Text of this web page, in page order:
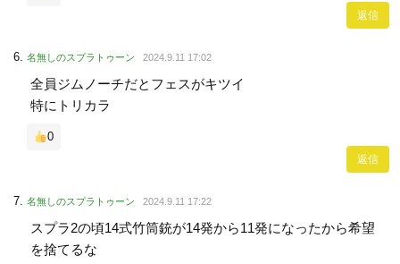
返信
名無しのスプラトゥーン 2024.9.11 17:02
全員ジムノーチだとフェスがキツイ
特にトリカラ
0
返信
名無しのスプラトゥーン 2024.9.11 17:22
スプラ2の頃14式竹筒銃が14発から11発になったから希望
を捨てるな